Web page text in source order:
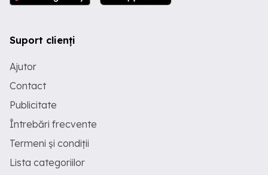
Suport clienți
Ajutor
Contact
Publicitate
Întrebări frecvente
Termeni și condiții
Lista categoriilor